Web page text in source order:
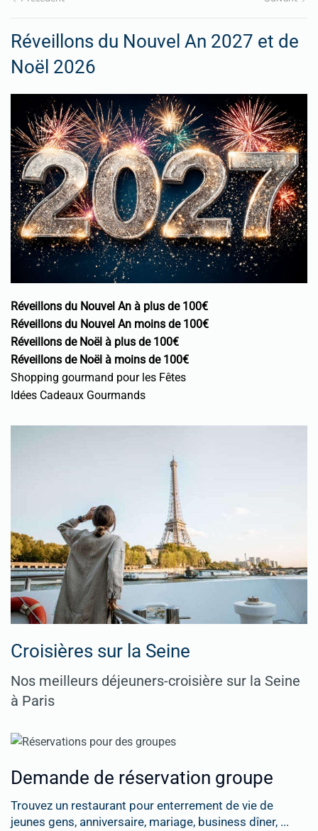
Réveillons du Nouvel An 2027 et de
Noël 2026
Réveillons du Nouvel An à plus de 100€
Réveillons du Nouvel An moins de 100€
Réveillons de Noël à plus de 100€
Réveillons de Noël à moins de 100€
Shopping gourmand pour les Fêtes
Idées Cadeaux Gourmands
Croisières sur la Seine
Nos meilleurs déjeuners-croisière sur la Seine
à Paris
Demande de réservation groupe
Trouvez un restaurant pour enterrement de vie de
jeunes gens, anniversaire, mariage, business dîner, ...